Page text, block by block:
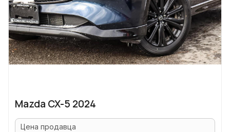
Mazda CX-5 2024
Цена продавца